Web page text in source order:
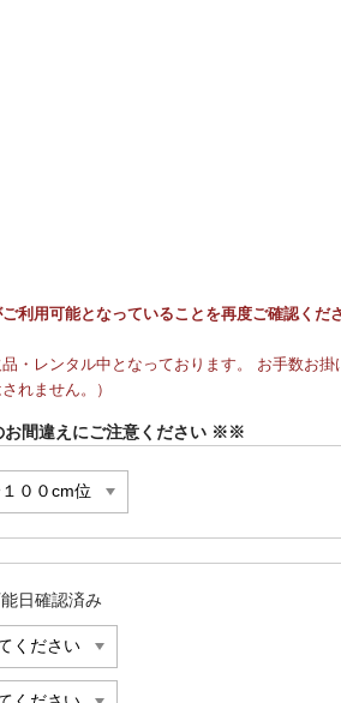
利用可能となっていることを再度ご確認くだ
レンタル中となっております。 お手数お
れません。）
間違えにご注意ください ※※
日確認済み